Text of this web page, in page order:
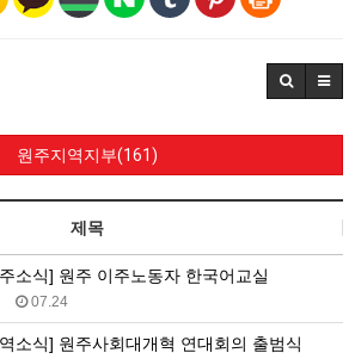
원주지역지부(161)
제목
소식] 원주 이주노동자 한국어교실
07.24
소식] 원주사회대개혁 연대회의 출범식